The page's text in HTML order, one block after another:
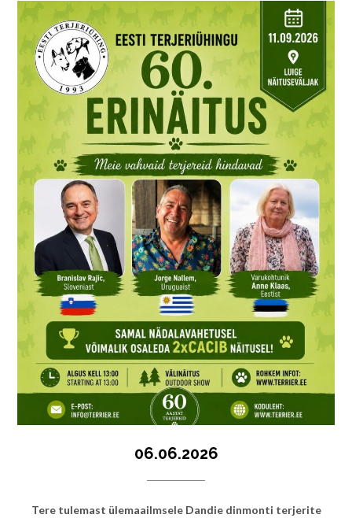
06.06.2026
Tere tulemast ülemaailmsele Dandie dinmonti terjerite